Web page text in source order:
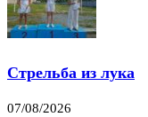
Стрельба из лука
07/08/2026